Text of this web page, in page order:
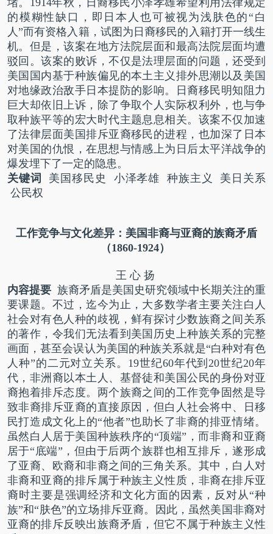
的模糊性缺口，即日本人也可被视为浅肤色的“白
人”而有资格入籍，试图为日裔移民的入籍打开一线生
机。但是，该案在地方法院层面和最高法院层面均遭
驳回。该案的败诉，不仅是法理层面的问题，还受到
美国国内基于种族偏见的本土主义排外思潮以及美国
对地缘政治敌手日本提防的影响。日裔移民明知阻力
巨大却依旧上诉，除了争取个人实际权利外，也与争
取种族平等的宏大时代主题息息相关。该案不仅加速
了法律层面美国排斥亚裔移民的进程，也加深了日本
对美国的仇恨，在思想与情感上为日后太平洋战争的
爆发埋下了一定的隐患。
关键词
美国移民史 小泽孝雄 种族主义 美日关系
公民权
工作竞争与文化差异： 美国非裔与亚裔的族裔矛盾
（1860-1924）
王 心 扬
内容提要 族裔矛盾是美国史研究领域中长期关注的重
要课题。不过，迄今为止，大多数学者主要关注白人
社会对有色人种的歧视，鲜有探讨少数族裔之间关系
的著作，令我们无法看到美国历史上种族关系的完整
画面，甚至会误认为美国的种族关系就是“白种对有色
人种”的二元对立关系。 19世纪60年代到 20世纪20年
代，非洲裔以本土人、基督徒和美国公民的身份对亚
裔抱着排斥态度。两个族裔之间的工作竞争固然是导
致非裔排斥亚裔的直接原因，但白人社会将中、日移
民打造成文化上的“他者”也助长了非裔的排亚情绪。
虽然白人居于美国种族秩序的“顶端”，而非裔和亚裔
居于“底端”，但由于后两个族群也相互排斥，遂形成
了亚裔、欧裔和非裔之间的三角关系。其中，白人对
非裔和亚裔的排斥属于种族主义性质，非裔在排斥亚
裔时主要是强调经济和文化方面的因素，反对从“种
族”和“肤色”的立场排斥亚裔。因此，虽然美国非裔对
亚裔的排斥反映出族裔矛盾，但它不属于种族主义性